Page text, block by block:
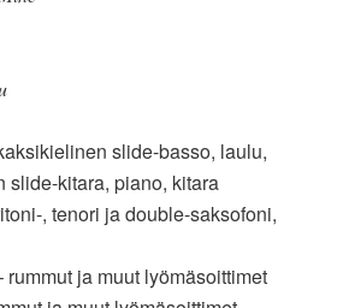
slide-basso, laulu,
slide-kitara, piano, kitara
, tenori ja double-saksofoni,
ja muut lyömäsoittimet